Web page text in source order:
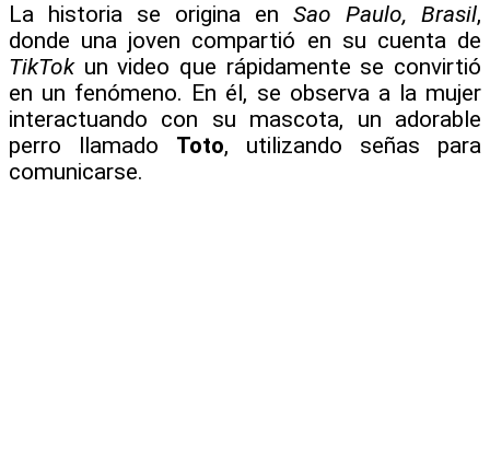
La historia se origina en Sao Paulo, Brasil,
donde una joven compartió en su cuenta de
TikTokun video que rápidamente se convirtió
en un fenómeno. En él, se observa a la mujer
interactuando con su mascota, un adorable
perro llamado Toto, utilizando señas para
comunicarse.